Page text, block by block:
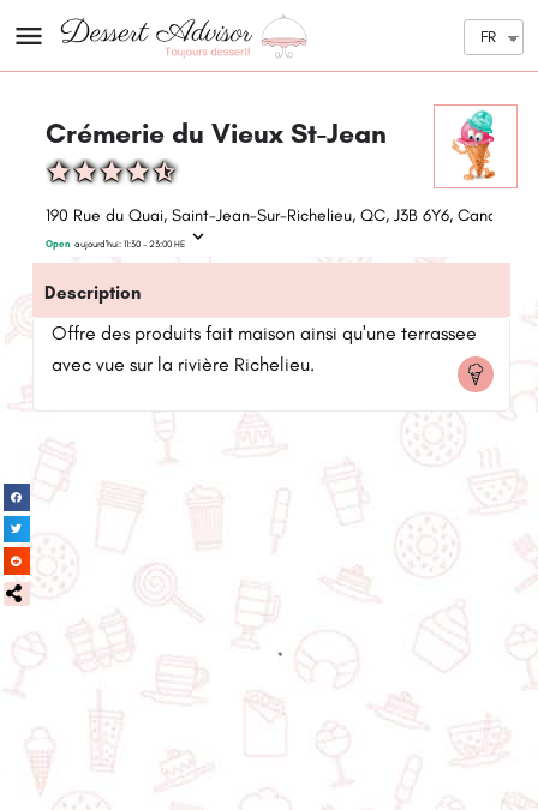
FR
Crémerie du Vieux St-Jean
190 Rue du Quai, Saint-Jean-Sur-Richelieu, QC, J3B 6Y6, Canada
Open aujourd'hui: 11:30 - 23:00 HE
Description
Offre des produits fait maison ainsi qu'une terrassee
avec vue sur la rivière Richelieu.